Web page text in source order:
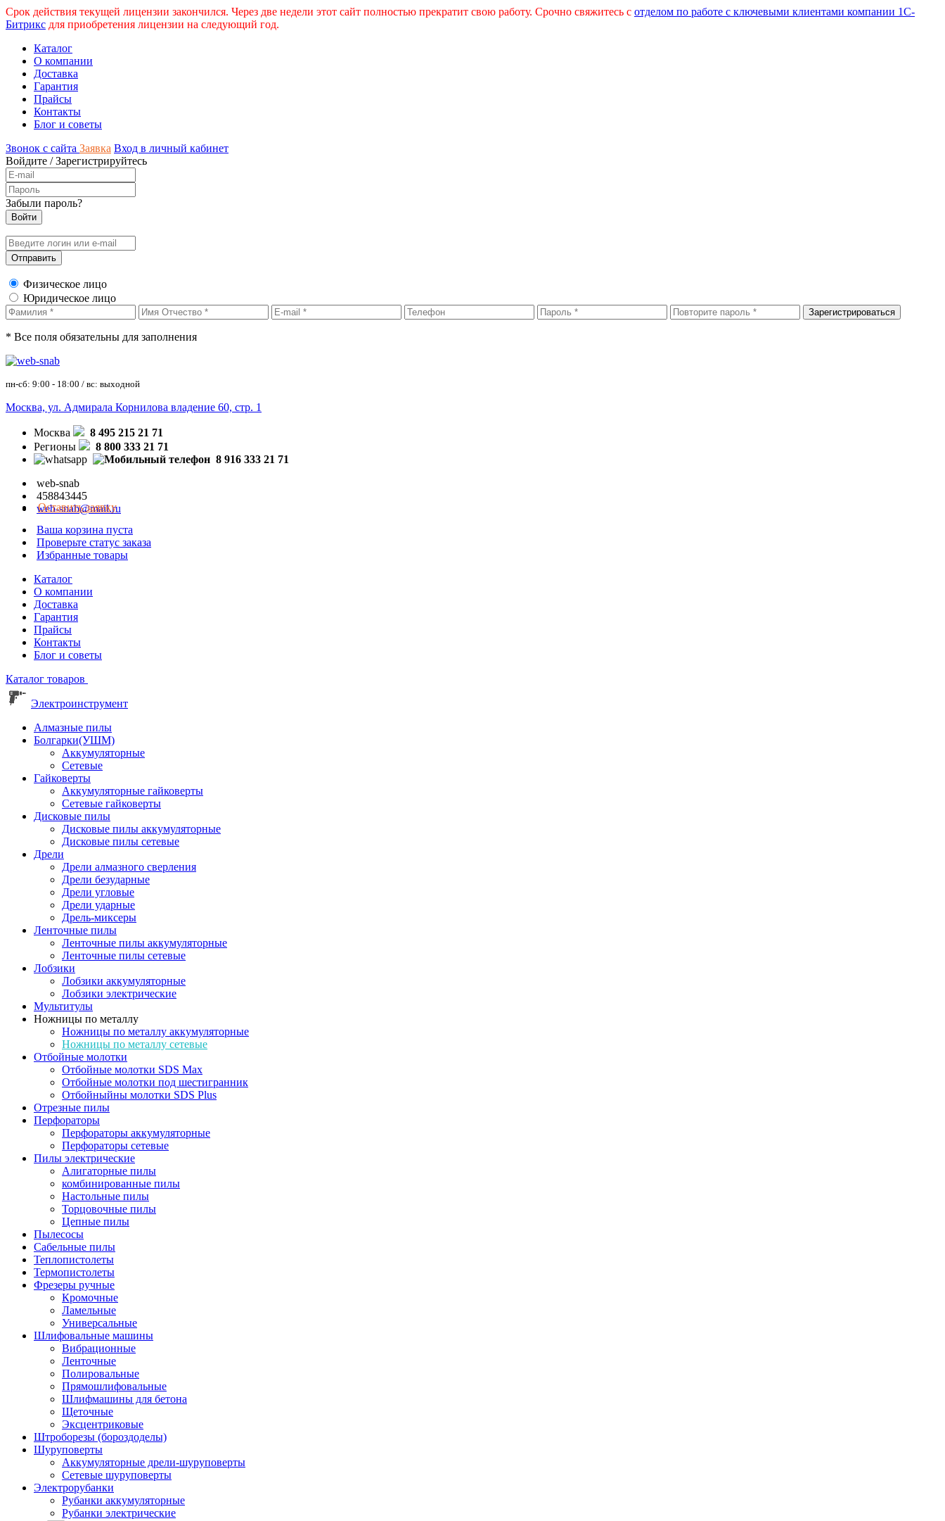
Срок действия текущей лицензии закончился. Через две недели этот сайт полностью прекратит свою работу. Срочно свяжитесь с отделом по работе с ключевыми клиентами компании 1С-
Битрикс для приобретения лицензии на следующий год.
Каталог
О компании
Доставка
Гарантия
Прайсы
Контакты
Блог и советы
Звонок с сайта Заявка Вход в личный кабинет
Войдите /Зарегистрируйтесь
Забыли пароль?
Физическое лицо
Юридическое лицо
* Все поля обязательны для заполнения
пн-сб: 9:00 - 18:00 / вс: выходной
Москва, ул. Адмирала Корнилова владение 60, стр. 1
Москва
8 495 215 21 71
Регионы
8 800 333 21 71
8 916 333 21 71
web-snab
458843445
web-snab@mail.ru
Оставить заявку
Ваша корзина пуста
Проверьте статус заказа
Избранные товары
Каталог
О компании
Доставка
Гарантия
Прайсы
Контакты
Блог и советы
Каталог товаров
Электроинструмент
Алмазные пилы
Болгарки(УШМ)
Аккумуляторные
Сетевые
Гайковерты
Аккумуляторные гайковерты
Сетевые гайковерты
Дисковые пилы
Дисковые пилы аккумуляторные
Дисковые пилы сетевые
Дрели
Дрели алмазного сверления
Дрели безударные
Дрели угловые
Дрели ударные
Дрель-миксеры
Ленточные пилы
Ленточные пилы аккумуляторные
Ленточные пилы сетевые
Лобзики
Лобзики аккумуляторные
Лобзики электрические
Мультитулы
Ножницы по металлу
Ножницы по металлу аккумуляторные
Ножницы по металлу сетевые
Отбойные молотки
Отбойные молотки SDS Max
Отбойные молотки под шестигранник
Отбойныйны молотки SDS Plus
Отрезные пилы
Перфораторы
Перфораторы аккумуляторные
Перфораторы сетевые
Пилы электрические
Алигаторные пилы
комбинированные пилы
Настольные пилы
Торцовочные пилы
Цепные пилы
Пылесосы
Сабельные пилы
Теплопистолеты
Термопистолеты
Фрезеры ручные
Кромочные
Ламельные
Универсальные
Шлифовальные машины
Вибрационные
Ленточные
Полировальные
Прямошлифовальные
Шлифмашины для бетона
Щеточные
Эксцентриковые
Штроборезы (бороздоделы)
Шуруповерты
Аккумуляторные дрели-шуруповерты
Сетевые шуруповерты
Электрорубанки
Рубанки аккумуляторные
Рубанки электрические